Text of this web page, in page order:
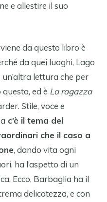
e allestire il suo
da questo libro è
da quei luoghi, Lago
lettura che per
ed è La ragazza
Stile, voce e
c’è il tema del
che il caso a
, dando vita ogni
ha l’aspetto di un
Ecco, Barbaglia ha il
delicatezza, e con